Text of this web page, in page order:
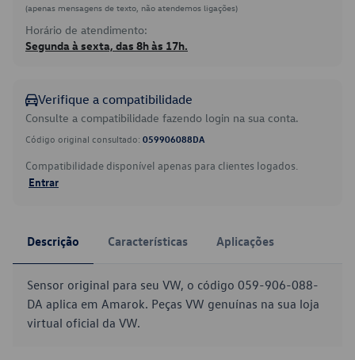
(apenas mensagens de texto, não atendemos ligações)
Horário de atendimento:
Segunda à sexta, das 8h às 17h.
Verifique a compatibilidade
Consulte a compatibilidade fazendo login na sua conta.
Código original consultado: 059906088DA
Compatibilidade disponível apenas para clientes logados.
Entrar
Descrição Características Aplicações
Sensor original para seu VW, o código 059-906-088-
DA aplica em Amarok. Peças VW genuínas na sua loja
virtual oficial da VW.